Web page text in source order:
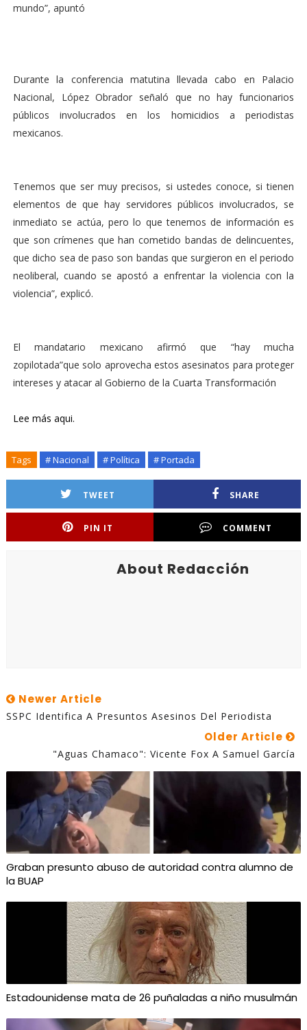
mundo”, apuntó
Durante la conferencia matutina llevada cabo en Palacio
Nacional, López Obrador señaló que no hay funcionarios
públicos involucrados en los homicidios a periodistas
mexicanos.
Tenemos que ser muy precisos, si ustedes conoce, si tienen
elementos de que hay servidores públicos involucrados, se
inmediato se actúa, pero lo que tenemos de información es
que son crímenes que han cometido bandas de delincuentes,
que dicho sea de paso son bandas que surgieron en el periodo
neoliberal, cuando se apostó a enfrentar la violencia con la
violencia”, explicó.
El mandatario mexicano afirmó que “hay mucha
zopilotada”que solo aprovecha estos asesinatos para proteger
intereses y atacar al Gobierno de la Cuarta Transformación
Lee más aqui.
Tags # Nacional # Política # Portada
TWEET SHARE
PIN IT COMMENT
About Redacción
Newer Article
SSPC Identifica A Presuntos Asesinos Del Periodista
Older Article
"Aguas Chamaco": Vicente Fox A Samuel García
Graban presunto abuso de autoridad contra alumno de
la BUAP
Estadounidense mata de 26 puñaladas a niño musulmán